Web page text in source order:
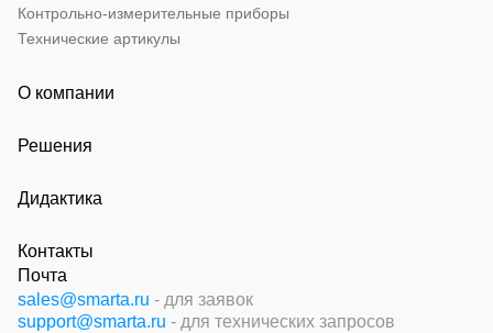
Контрольно-измерительные приборы
Технические артикулы
О компании
Решения
Дидактика
Контакты
Почта
sales@smarta.ru - для заявок
support@smarta.ru - для технических запросов